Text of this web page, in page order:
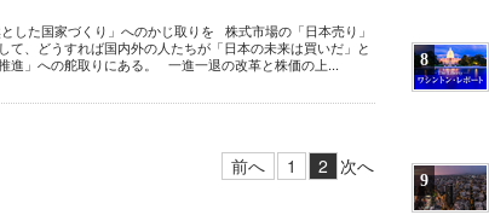
した国家づくり」へのかじ取りを 株式市場の「日本売り」
、どうすれば国内外の人たちが「日本の未来は買いだ」と
進」への舵取りにある。 一進一退の改革と株価の上...
前へ 1 2 次へ
8
9